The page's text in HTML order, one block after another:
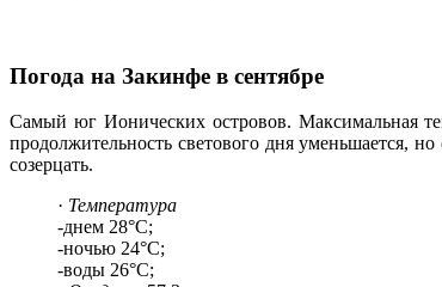
Погода на Закинфе в сентябре
Самый юг Ионических островов. Максимальная
продолжительность светового дня уменьшается,
созерцать.
· Температура
-днем 28°C;
-ночью 24°C;
-воды 26°C;